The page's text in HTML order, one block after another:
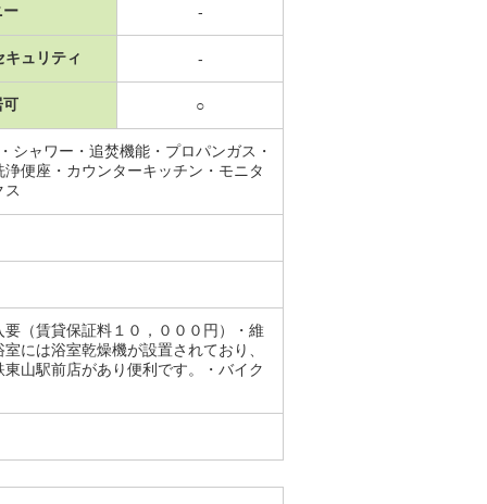
ー -
キュリティ -
可 ○
シャワー・追焚機能・プロパンガス・
便座・カウンターキッチン・モニタ
ス
（賃貸保証料１０，０００円）・維
には浴室乾燥機が設置されており、
山駅前店があり便利です。・バイク